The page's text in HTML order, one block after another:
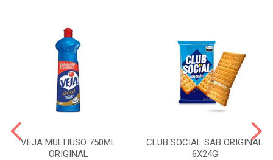
VEJA MULTIUSO 750ML
ORIGINAL
CLUB SOCIAL SAB ORIGINAL
6X24G